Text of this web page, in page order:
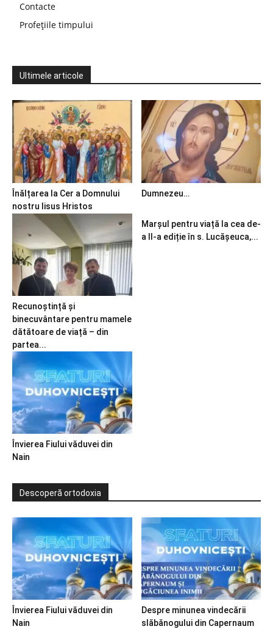
Contacte
Profețiile timpului
Ultimele articole
Înălțarea la Cer a Domnului
nostru Iisus Hristos
Dumnezeu…
Recunoștință și
binecuvântare pentru mamele
dătătoare de viață – din
partea...
Marșul pentru viață la cea de-
a II-a ediție în s. Lucășeuca,...
Învierea Fiului văduvei din
Nain
Descoperă ortodoxia
Învierea Fiului văduvei din
Nain
Despre minunea vindecării
slăbănogului din Capernaum